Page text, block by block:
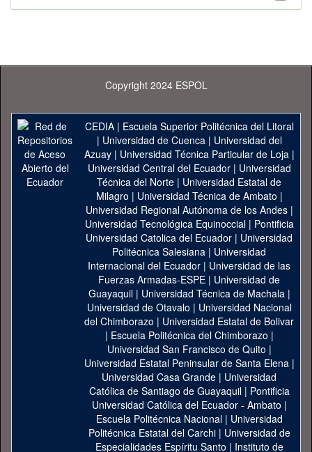
Copyright 2024 ESPOL
CEDIA| Escuela Superior Politécnica del Litoral
| Universidad de Cuenca| Universidad del
Azuay| Universidad Técnica Particular de Loja|
Universidad Central del Ecuador| Universidad
Técnica del Norte | Universidad Estatal de
Milagro | Universidad Técnica de Ambato |
Universidad Regional Autónoma de los Andes|
Universidad Tecnológica Equinoccial| Pontificia
Universidad Catolica del Ecuador | Universidad
Politécnica Salesiana | Universidad
Internacional del Ecuador | Universidad de las
Fuerzas Armadas-ESPE | Universidad de
Guayaquil| Universidad Técnica de Machala|
Universidad de Otavalo | Universidad Nacional
del Chimborazo | Universidad Estatal de Bolivar
| Escuela Politécnica del Chimborazo |
Universidad San Francisco de Quito |
Universidad Estatal Peninsular de Santa Elena|
Universidad Casa Grande | Universidad
Católica de Santiago de Guayaquil| Pontificia
Universidad Católica del Ecuador - Ambato |
Escuela Politécnica Nacional| Universidad
Politécnica Estatal del Carchi| Universidad de
Especialidades Espíritu Santo | Instituto de